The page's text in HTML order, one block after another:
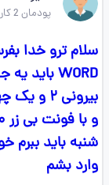
پودمان 2 کاروفناوری نهم
سلام ترو خدا
بیرونی
شنبه باید ببرم
وارد بشم